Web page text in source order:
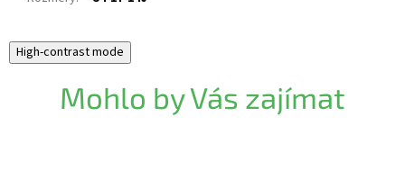
High-contrast mode
Mohlo by Vás zajímat